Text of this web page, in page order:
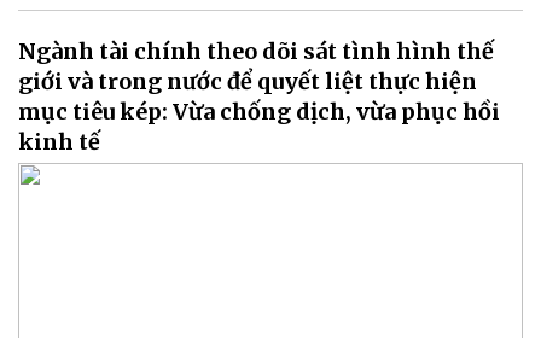
Ngành tài chính theo dõi sát tình hình thế
giới và trong nước để quyết liệt thực hiện
mục tiêu kép: Vừa chống dịch, vừa phục hồi
kinh tế